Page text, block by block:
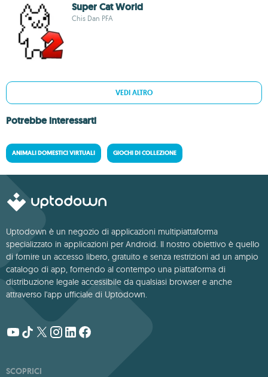
Super Cat World
Chis Dan PFA
VEDI ALTRO
Potrebbe interessarti
ANIMALI DOMESTICI VIRTUALI GIOCHI DI COLLEZIONE
Uptodown è un negozio di applicazioni multipiattaforma
specializzato in applicazioni per Android. Il nostro obiettivo è quello
di fornire un accesso libero, gratuito e senza restrizioni ad un ampio
catalogo di app, fornendo al contempo una piattaforma di
distribuzione legale accessibile da qualsiasi browser e anche
attraverso l'app ufficiale di Uptodown.
SCOPRICI